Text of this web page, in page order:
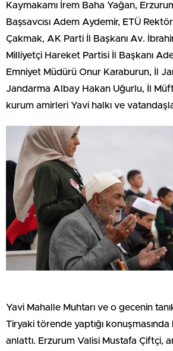
Kaymakamı İrem Baha Yağan,
Başsavcısı Adem Aydemir, ETÜ
Çakmak, AK Parti İl Başkanı Av.
Milliyetçi Hareket Partisi İl Başkanı
Emniyet Müdürü Onur Karaburun, İl
Jandarma Albay Hakan Uğurlu, İl
kurum amirleri Yavi halkı ve
Yavi Mahalle Muhtarı ve o gecenin
Tiryaki törende yaptığı
anlattı. Erzurum Valisi Mustafa Çiftçi,